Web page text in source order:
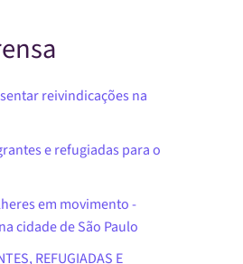
reivindicações na
e refugiadas para o
em movimento -
cidade de São Paulo
REFUGIADAS E